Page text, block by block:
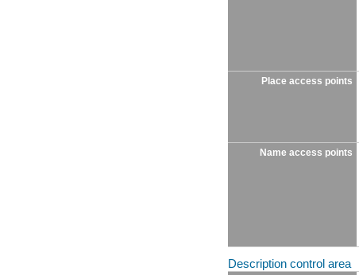
Place access points
Name access points
Description control area